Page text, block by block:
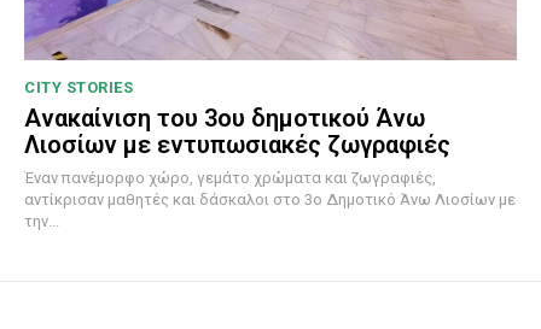
CITY STORIES
Ανακαίνιση του 3ου δημοτικού Άνω
Λιοσίων με εντυπωσιακές ζωγραφιές
Έναν πανέμορφο χώρο, γεμάτο χρώματα και ζωγραφιές,
αντίκρισαν μαθητές και δάσκαλοι στο 3ο Δημοτικό Άνω Λιοσίων με
την...